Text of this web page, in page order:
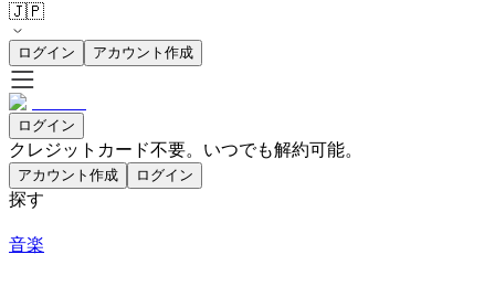
🇯🇵
ログイン アカウント作成
ログイン
クレジットカード不要。いつでも解約可能。
アカウント作成 ログイン
探す
音楽